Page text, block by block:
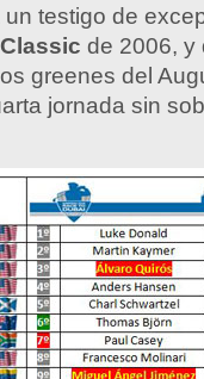
testigo de
de 2006, y
greenes del
jornada sin